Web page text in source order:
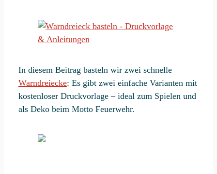
In diesem Beitrag basteln wir zwei schnelle
Warndreiecke: Es gibt zwei einfache Varianten mit
kostenloser Druckvorlage – ideal zum Spielen und
als Deko beim Motto Feuerwehr.